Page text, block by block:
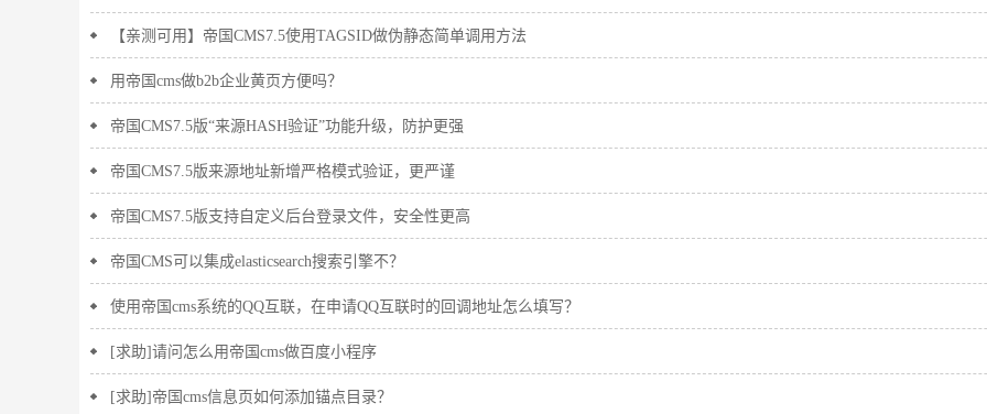
【亲测可用】帝国CMS7.5使用TAGSID做伪静态简单调用方法
用帝国cms做b2b企业黄页方便吗？
帝国CMS7.5版“来源HASH验证”功能升级，防护更强
帝国CMS7.5版来源地址新增严格模式验证，更严谨
帝国CMS7.5版支持自定义后台登录文件，安全性更高
帝国CMS可以集成elasticsearch搜索引擎不？
使用帝国cms系统的QQ互联，在申请QQ互联时的回调地址怎么填写？
[求助]请问怎么用帝国cms做百度小程序
[求助]帝国cms信息页如何添加锚点目录？